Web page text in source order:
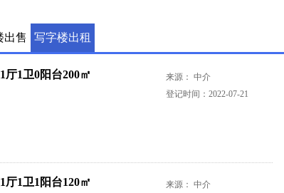
出售 写字楼出租
厅1卫0阳台200㎡
来源： 中介
登记时间：2022-07-21
厅1卫1阳台120㎡
来源： 中介